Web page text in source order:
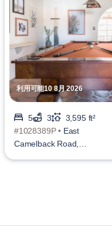
利用可能10 8月 2026
5 3
3,595 ft²
#1028389P • East
Camelback Road,